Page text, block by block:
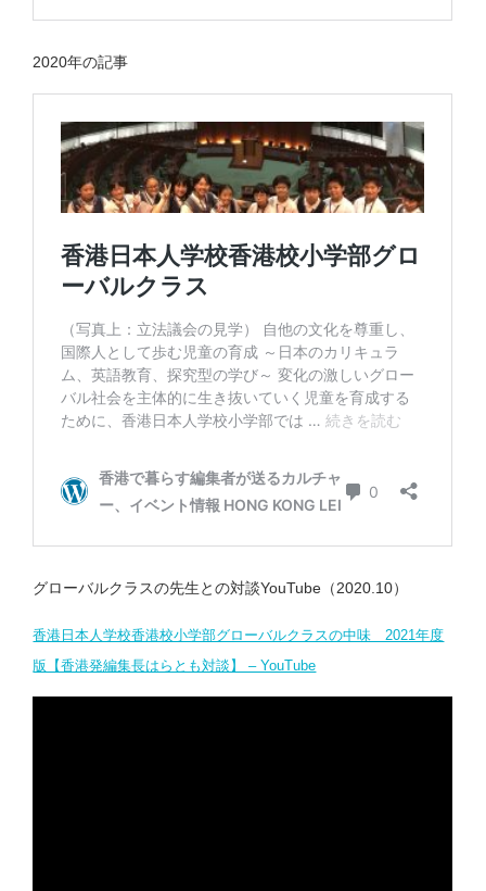
2020年の記事
グローバルクラスの先生との対談YouTube（2020.10）
香港日本人学校香港校小学部グローバルクラスの中味 2021年度
版【香港発編集長はらとも対談】 – YouTube